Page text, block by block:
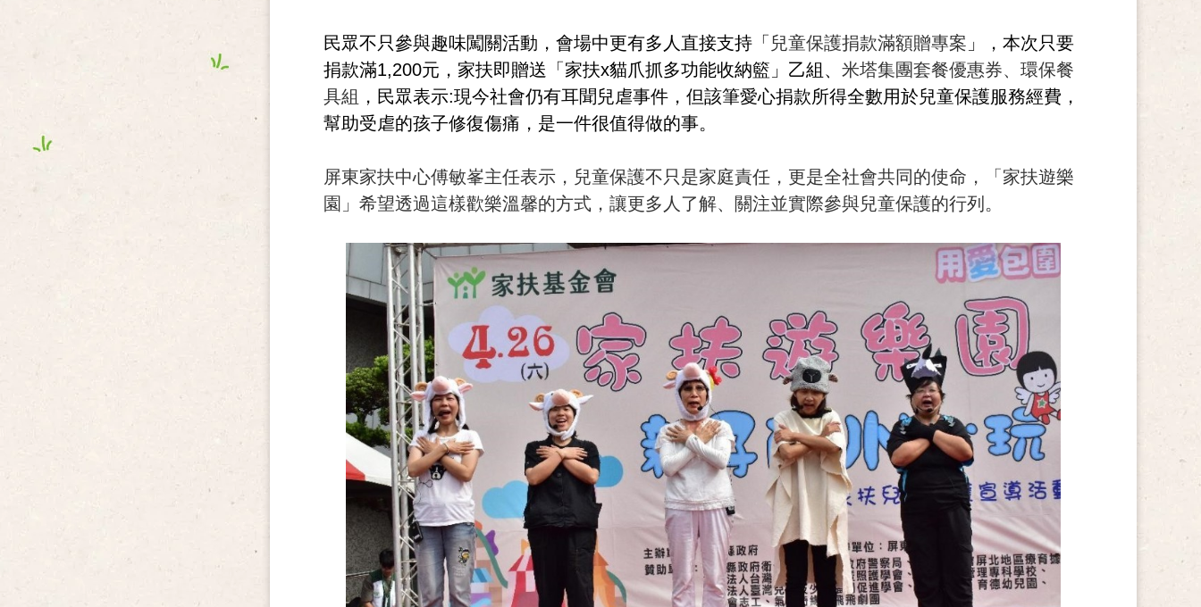
民眾不只參與趣味闖關活動，會場中更有多人直接支持「 兒童保護捐款滿額贈專案 」，本次只要
捐款滿1,200元，家扶即贈送「家扶x貓爪抓多功能收納籃」乙組、 米塔集團套餐優惠券、環保餐
具組 ，民眾表示:現今社會仍有耳聞兒虐事件，但該筆愛心捐款所得全數用於兒童保護服務經費，
幫助受虐的孩子修復傷痛，是一件很值得做的事。
屏東家扶中心傅敏峯主任表示，兒童保護不只是家庭責任，更是全社會共同的使命，「家扶遊樂
園」希望透過這樣歡樂溫馨的方式，讓更多人了解、關注並實際參與兒童保護的行列。